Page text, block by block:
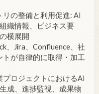
リの整備と利用促進: AI
織情報、ビジネス要
横展開
、Jira、Confluence、社
が自律的に取得・加工
プロジェクトにおけるAI
成、進捗監視、成果物